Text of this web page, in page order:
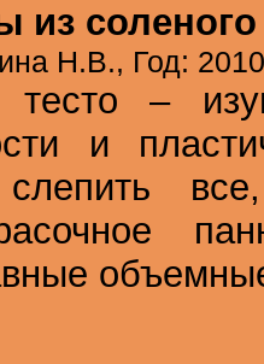
из соленого
Н.В., Год: 2010
тесто –
и